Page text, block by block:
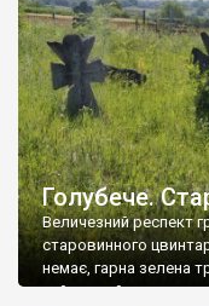
Голубече.
Величезний респект
старовинного
немає, гарна зелена
найкращий